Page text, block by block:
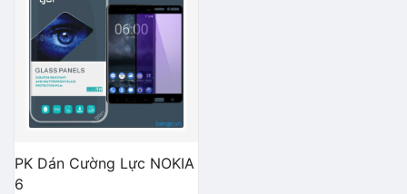
PK Dán Cường Lực NOKIA
6